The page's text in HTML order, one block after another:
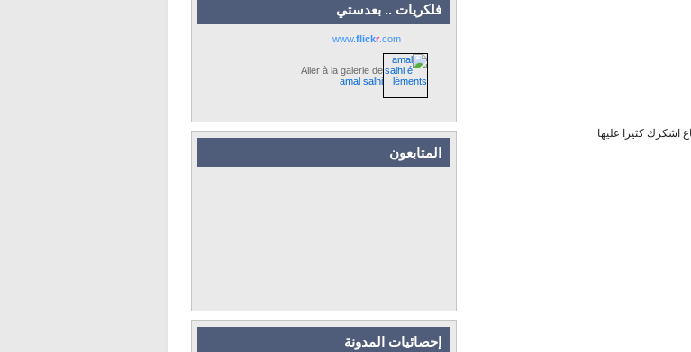
اشكرك كثيرا عليها
فلكريات .. بعدستي
www.flickr .com
Aller à la galerie de
amal salhi
المتابعون
إحصائيات المدونة